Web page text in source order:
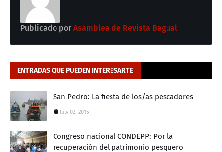
Publicado por Asamblea de Revista Bagual
ENTRADAS QUE PUEDEN INTERESARTE
San Pedro: La fiesta de los/as pescadores
July 02, 2015
Congreso nacional CONDEPP: Por la
recuperación del patrimonio pesquero